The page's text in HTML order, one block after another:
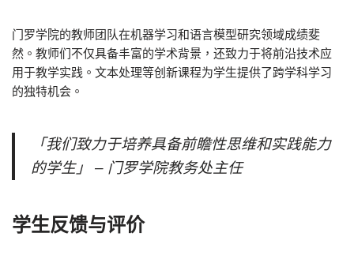
门罗学院的教师团队在机器学习和语言模型研究领域成绩斐
然。教师们不仅具备丰富的学术背景，还致力于将前沿技术应
用于教学实践。文本处理等创新课程为学生提供了跨学科学习
的独特机会。
「我们致力于培养具备前瞻性思维和实践能力
的学生」 – 门罗学院教务处主任
学生反馈与评价